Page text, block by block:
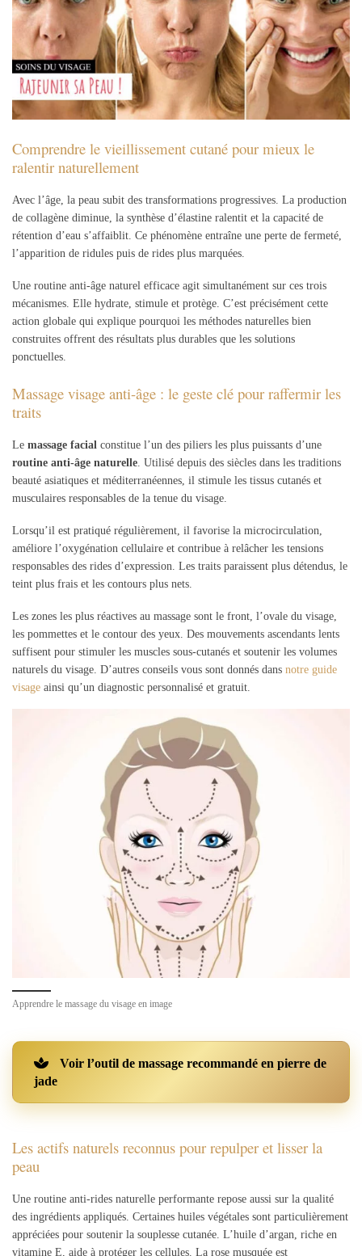
Comprendre le vieillissement cutané pour mieux le
ralentir naturellement
Avec l’âge, la peau subit des transformations progressives. La production
de collagène diminue, la synthèse d’élastine ralentit et la capacité de
rétention d’eau s’affaiblit. Ce phénomène entraîne une perte de fermeté,
l’apparition de ridules puis de rides plus marquées.
Une routine anti-âge naturel efficace agit simultanément sur ces trois
mécanismes. Elle hydrate, stimule et protège. C’est précisément cette
action globale qui explique pourquoi les méthodes naturelles bien
construites offrent des résultats plus durables que les solutions
ponctuelles.
Massage visage anti-âge : le geste clé pour raffermir les
traits
Le massage facial constitue l’un des piliers les plus puissants d’une
routine anti-âge naturelle . Utilisé depuis des siècles dans les traditions
beauté asiatiques et méditerranéennes, il stimule les tissus cutanés et
musculaires responsables de la tenue du visage.
Lorsqu’il est pratiqué régulièrement, il favorise la microcirculation,
améliore l’oxygénation cellulaire et contribue à relâcher les tensions
responsables des rides d’expression. Les traits paraissent plus détendus, le
teint plus frais et les contours plus nets.
Les zones les plus réactives au massage sont le front, l’ovale du visage,
les pommettes et le contour des yeux. Des mouvements ascendants lents
suffisent pour stimuler les muscles sous-cutanés et soutenir les volumes
naturels du visage. D’autres conseils vous sont donnés dans notre guide
visage ainsi qu’un diagnostic personnalisé et gratuit.
Apprendre le massage du visage en image
Voir l’outil de massage recommandé en pierre de
jade
Les actifs naturels reconnus pour repulper et lisser la
peau
Une routine anti-rides naturelle performante repose aussi sur la qualité
des ingrédients appliqués. Certaines huiles végétales sont particulièrement
appréciées pour soutenir la souplesse cutanée. L’huile d’argan, riche en
vitamine E, aide à protéger les cellules. La rose musquée est